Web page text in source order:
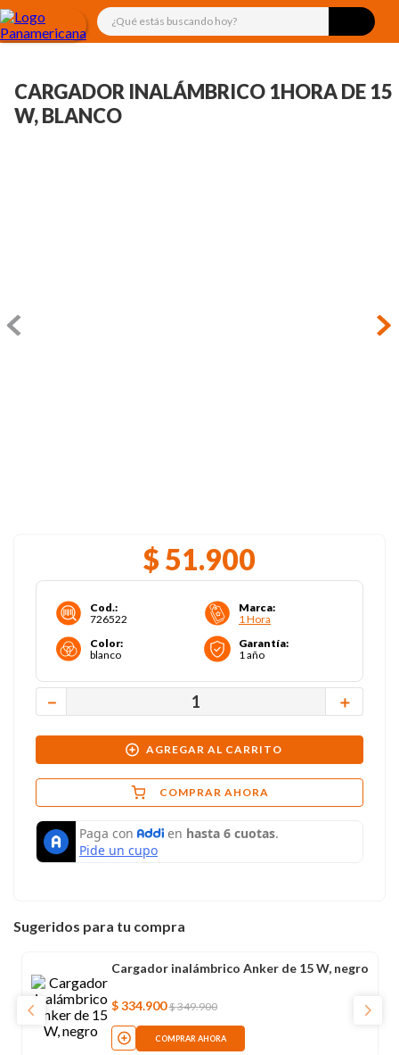
¿Qué estás buscando hoy?
CARGADOR INALÁMBRICO 1HORA DE 15
W, BLANCO
$ 51.900
Cod.:
726522
Marca:
1 Hora
Color:
blanco
Garantía:
1 año
＋
－
AGREGAR AL CARRITO
COMPRAR AHORA
Sugeridos para tu compra
Cargador inalámbrico Anker de 15 W, negro
$ 334.900 $349.900
COMPRAR AHORA